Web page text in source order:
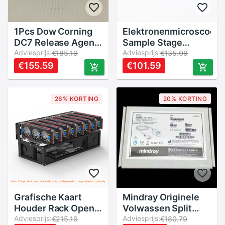
1Pcs Dow Corning
DC7 Release Agent
Dow Corning Lage
Consistentie Anti-
Oxidatie En
Siliconenvet 150G
Adviesprijs:€185.19
€155.59
Elektronenmicroscoop
Sample Stage
25Mm 32Mm 38Mm
Diameter Kan
Worden
Geïnstalleerd Met
Pins Hitachi
Scanning Electron
Microscoop sem
Adviesprijs:€135.09
€101.59
26% KORTING
Grafische Kaart
Houder Rack Open 6
Kaart 8 Kaart
Adviesprijs:€215.19
20% KORTING
Mindray Originele
Volwassen Split
Vinger Clip Type
Adviesprijs:€180.79